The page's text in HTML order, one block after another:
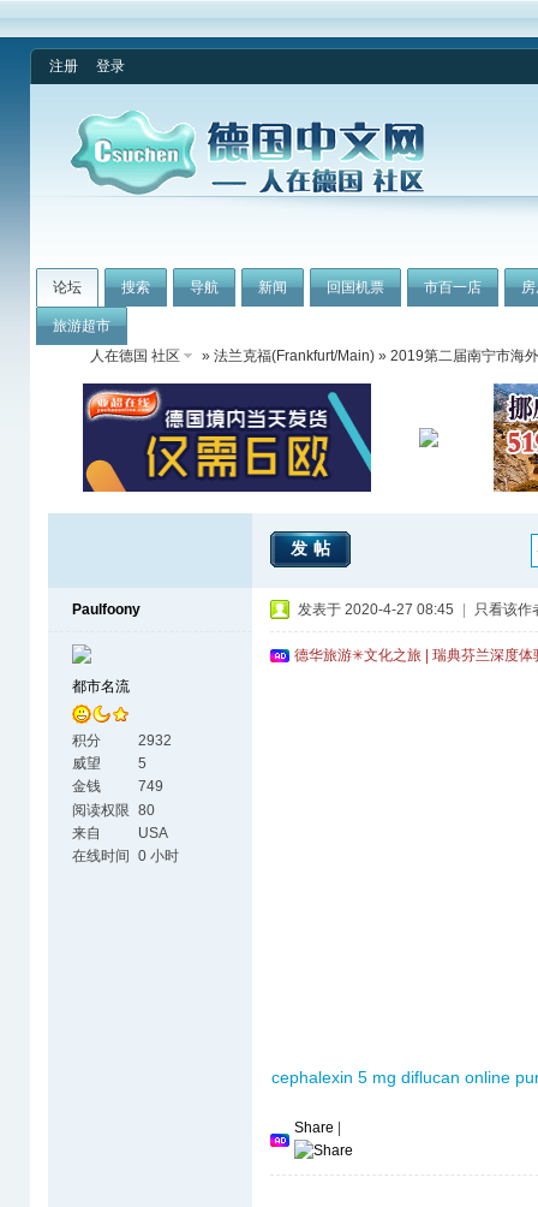
注册 登录
论坛 搜索 导航 新闻 回国机票 市百一店
旅游超市
人在德国 社区
» 法兰克福(Frankfurt/Main) » 2019第二届南宁市海
发帖
Paulfoony
都市名流
积分
2932
威望
5
金钱
749
阅读权限 80
来自
USA
在线时间
0 小时
发表于 2020-4-27 08:45 只看该作
德华旅游✳文化之旅 | 瑞典芬兰深度
cephalexin 5 mg diflucan online
Share